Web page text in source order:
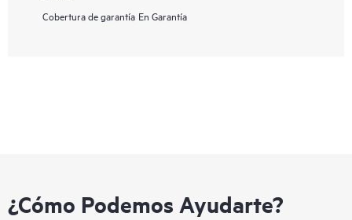
Cobertura de garantía En Garantía
¿Cómo Podemos Ayudarte?